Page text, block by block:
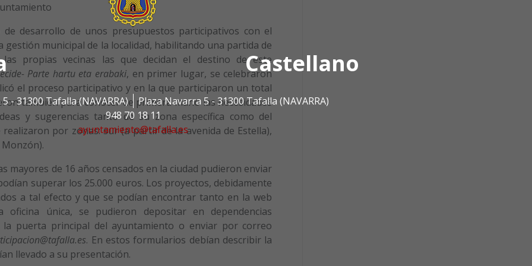
Castellano
- 31300 Tafalla (NAVARRA)
Plaza Navarra 5 - 31300 Tafalla (NAVARRA)
948 70 18 11
ayuntamiento@tafalla.es
desarrollo de unos presupuestos participativos con el
gestión municipal de la localidad, habilitando una partida de
propias vecinas las que decidan el destino de este
Parte hartu eta erabaki, en primer lugar, se celebraron
el proceso participativo y en la que participaron un total
también para conocer de primera mano las necesidades
y sugerencias tanto de su zona específica como del
por zonas: sur (a partir de la avenida de Estella),
mayores de 16 años censados en la ciudad pudieron enviar
superar los 25.000 euros. Los proyectos, debidamente
a tal efecto y que se podían encontrar tanto en la web
única, se pudieron depositar en dependencias
puerta principal del ayuntamiento o enviar por correo
. En estos formularios debían describir la
llevado a su presentación.